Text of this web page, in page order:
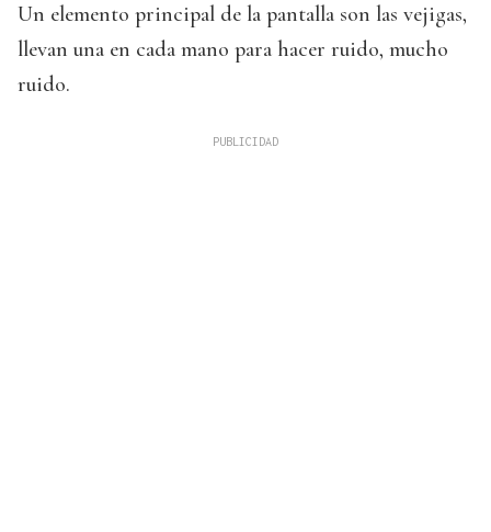
Un elemento principal de la pantalla son las vejigas,
llevan una en cada mano para hacer ruido, mucho
ruido.